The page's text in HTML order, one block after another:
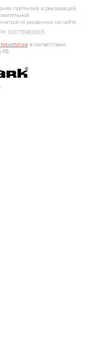
претензий и рекламаций,
от указанных на сайте.
1037739603505
в соответствии
РФ.